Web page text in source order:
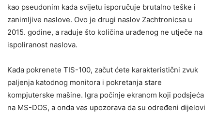
kao pseudonim kada svijetu isporučuje brutalno teške i
zanimljive naslove. Ovo je drugi naslov Zachtronicsa u
2015. godine, a raduje što količina urađenog ne utječe na
ispoliranost naslova.
Kada pokrenete TIS-100, začut ćete karakteristični zvuk
paljenja katodnog monitora i pokretanja stare
kompjuterske mašine. Igra počinje ekranom koji podsjeća
na MS-DOS, a onda vas upozorava da su određeni dijelovi